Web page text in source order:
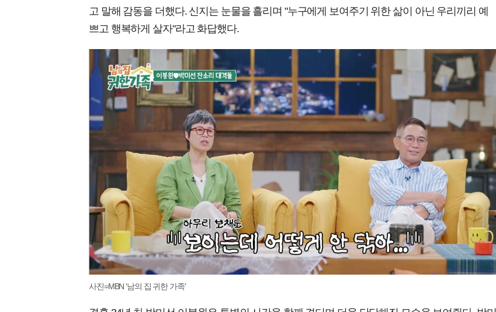
고 말해 감동을 더했다. 신지는 눈물을 흘리며 "누구에게 보여주기 위한 삶이 아닌 우리끼리 예
쁘고 행복하게 살자"라고 화답했다.
사진=MBN '남의 집 귀한 가족'